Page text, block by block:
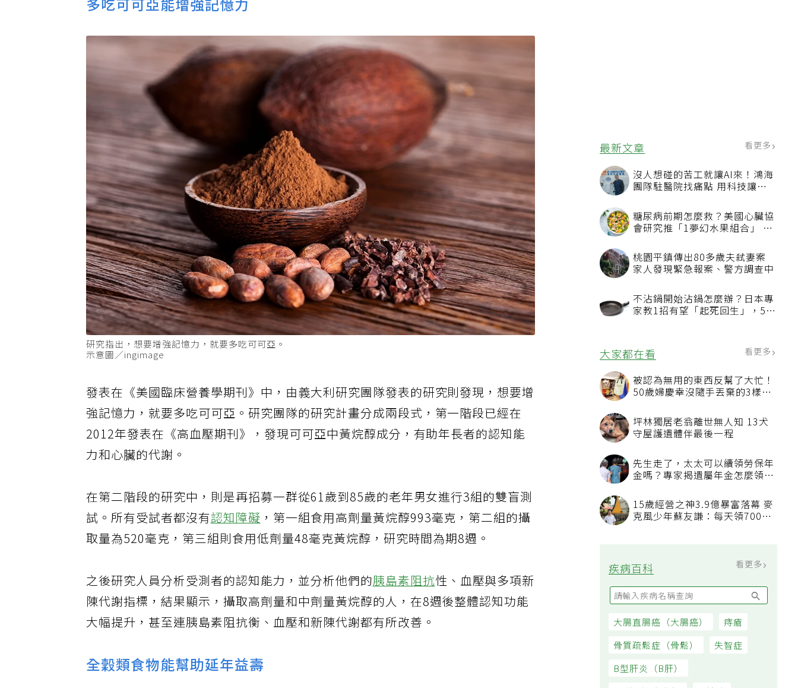
最新文章 看更多
沒人想碰的苦工就讓AI來！鴻海
團隊駐醫院找痛點 用科技讓醫
糖尿病前期怎麼救？美國心臟協
會研究推「1夢幻水果組合」 酪
桃園平鎮傳出80多歲夫弒妻案
家人發現緊急報案、警方調查中
不沾鍋開始沾鍋怎麼辦？日本專
家教1招有望「起死回生」，5情
大家都在看
被認為無用的東西反幫了大忙！
50歲婦慶幸沒隨手丟棄的3樣物
坪林獨居老翁離世無人知 13犬
守屋護遺體伴最後一程
先生走了，太太可以續領勞保年
看順位還要看資格
15歲經營之神3.9億暴富落幕 麥
疾病百科
多吃可可亞能增強記憶力
研究指出，想要增強記憶力，就要多吃可可亞。
示意圖／ingimage
發表在《美國臨床營養學期刊》中，由義大利研究團隊發表的研究則發現，想要增
強記憶力，就要多吃可可亞。研究團隊的研究計畫分成兩段式，第一階段已經在
2012年發表在《高血壓期刊》，發現可可亞中黃烷醇成分，有助年長者的認知能
力和心臟的代謝。
在第二階段的研究中，則是再招募一群從61歲到85歲的老年男女進行3組的雙盲測
試。所有受試者都沒有認知障礙 ，第一組食用高劑量黃烷醇993毫克，第二組的攝
取量為520毫克，第三組則食用低劑量48毫克黃烷醇，研究時間為期8週。
之後研究人員分析受測者的認知能力，並分析他們的胰島素阻抗性、血壓與多項新
陳代謝指標，結果顯示，攝取高劑量和中劑量黃烷醇的人，在8週後整體認知功能
大幅提升，甚至連胰島素阻抗衡、血壓和新陳代謝都有所改善。
全穀類食物能幫助延年益壽